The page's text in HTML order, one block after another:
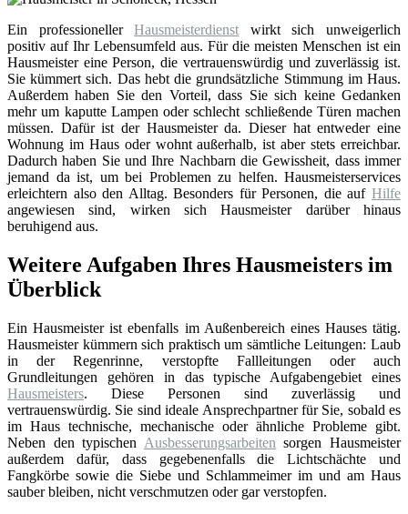
Ein professionellerHausmeisterdienst wirkt sich unweigerlich
positiv auf Ihr Lebensumfeld aus. Für die meisten Menschen ist ein
Hausmeister eine Person, die vertrauenswürdig und zuverlässig ist.
Sie kümmert sich. Das hebt die grundsätzliche Stimmung im Haus.
Außerdem haben Sie den Vorteil, dass Sie sich keine Gedanken
mehr um kaputte Lampen oder schlecht schließende Türen machen
müssen. Dafür ist der Hausmeister da. Dieser hat entweder eine
Wohnung im Haus oder wohnt außerhalb, ist aber stets erreichbar.
Dadurch haben Sie und Ihre Nachbarn die Gewissheit, dass immer
jemand da ist, um bei Problemen zu helfen. Hausmeisterservices
erleichtern also den Alltag. Besonders für Personen, die auf Hilfe
angewiesen sind, wirken sich Hausmeister darüber hinaus
beruhigend aus.
Weitere Aufgaben Ihres Hausmeisters im
Überblick
Ein Hausmeister ist ebenfalls im Außenbereich eines Hauses tätig.
Hausmeister kümmern sich praktisch um sämtliche Leitungen: Laub
in der Regenrinne, verstopfte Fallleitungen oder auch
Grundleitungen gehören in das typische Aufgabengebiet eines
Hausmeisters. Diese Personen sind zuverlässig und
vertrauenswürdig. Sie sind ideale Ansprechpartner für Sie, sobald es
im Haus technische, mechanische oder ähnliche Probleme gibt.
Neben den typischen Ausbesserungsarbeiten sorgen Hausmeister
außerdem dafür, dass gegebenenfalls die Lichtschächte und
Fangkörbe sowie die Siebe und Schlammeimer im und am Haus
sauber bleiben, nicht verschmutzen oder gar verstopfen.